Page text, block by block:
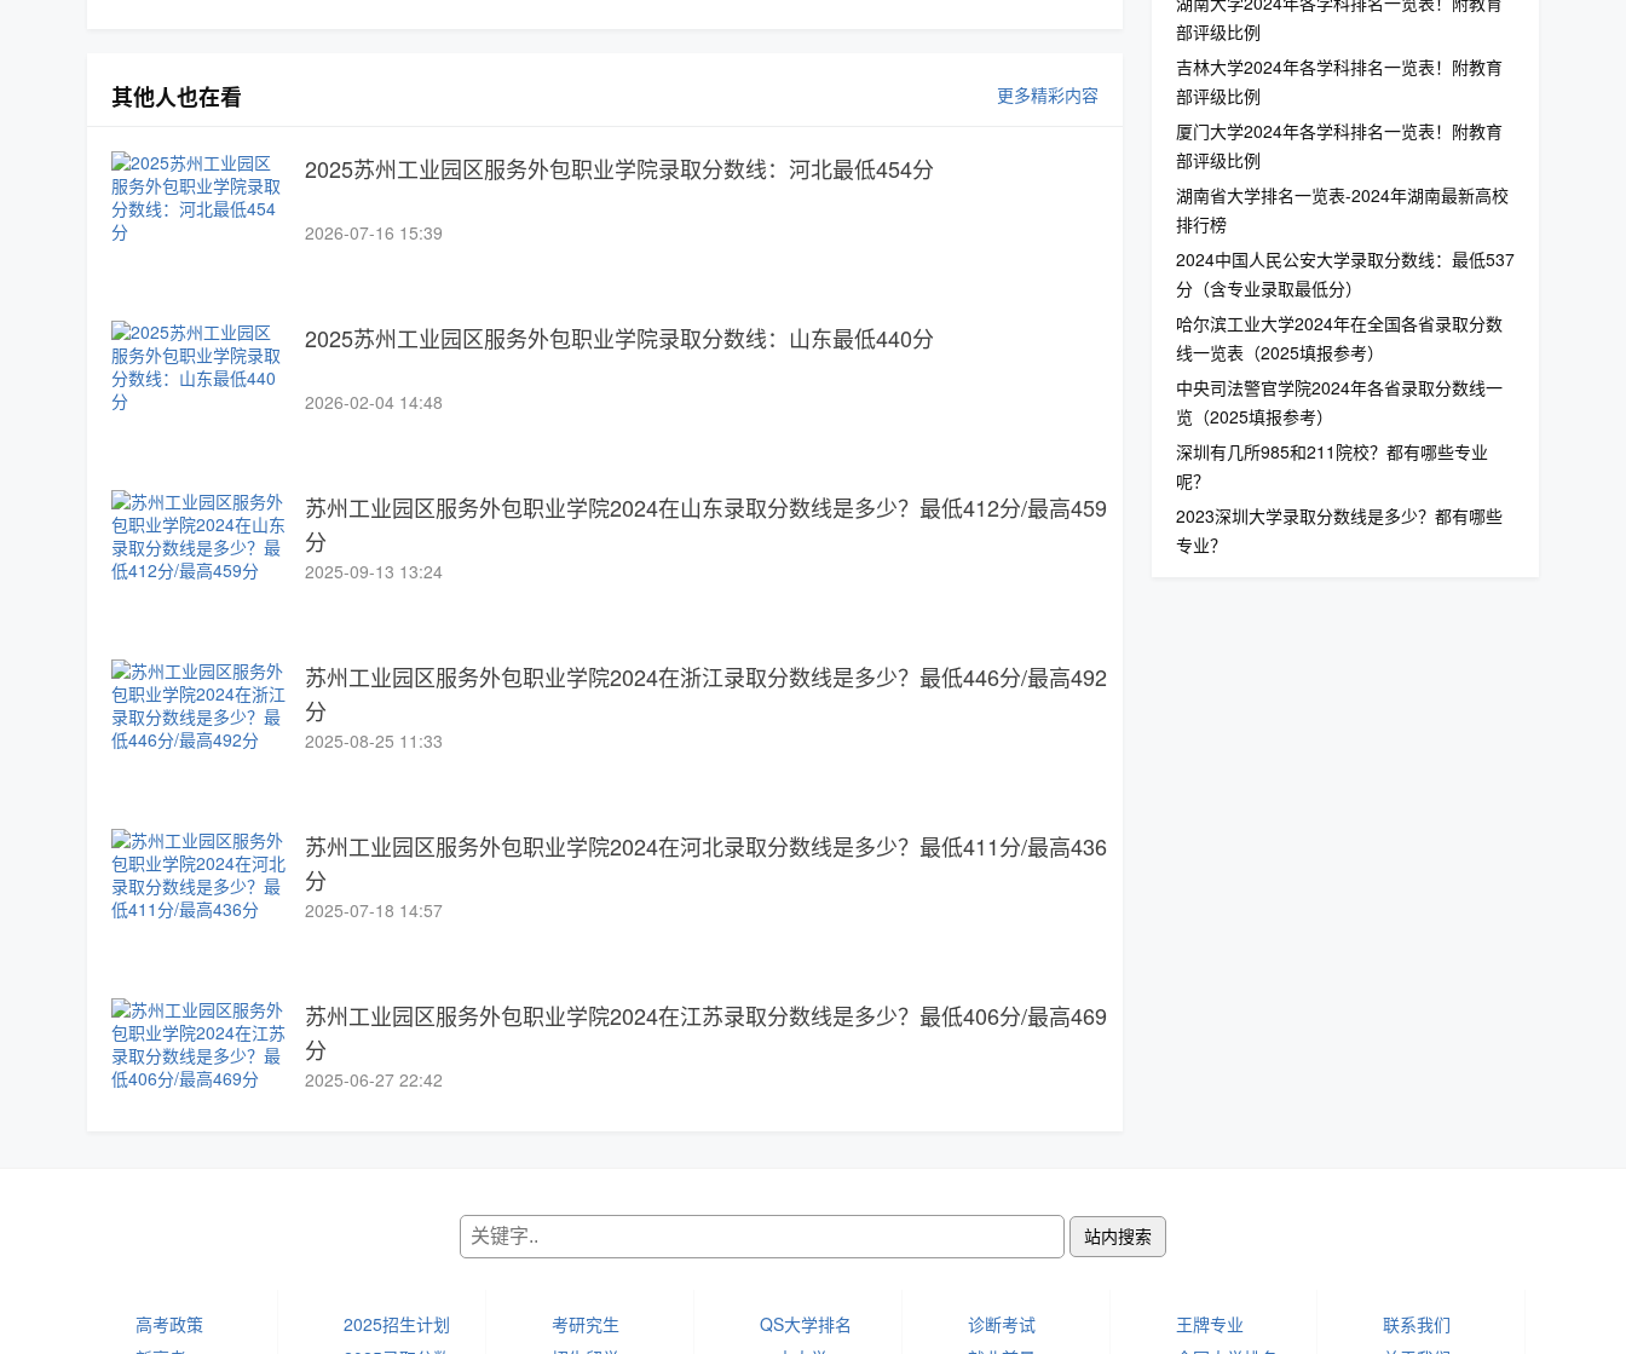
其他人也在看 更多精彩内容
2025苏州工业园区服务外包职业学院录取分数线：河北最低454分
2026-07-16 15:39
2025苏州工业园区服务外包职业学院录取分数线：山东最低440分
2026-02-04 14:48
苏州工业园区服务外包职业学院2024在山东录取分数线是多少？最低412分/最高459
分
2025-09-13 13:24
苏州工业园区服务外包职业学院2024在浙江录取分数线是多少？最低446分/最高492
分
2025-08-25 11:33
苏州工业园区服务外包职业学院2024在河北录取分数线是多少？最低411分/最高436
分
2025-07-18 14:57
苏州工业园区服务外包职业学院2024在江苏录取分数线是多少？最低406分/最高469
分
2025-06-27 22:42
部评级比例
吉林大学2024年各学科排名一览表！附教育
部评级比例
厦门大学2024年各学科排名一览表！附教育
部评级比例
湖南省大学排名一览表-2024年湖南最新高校
排行榜
2024中国人民公安大学录取分数线：最低537
分（含专业录取最低分）
哈尔滨工业大学2024年在全国各省录取分数
线一览表（2025填报参考）
中央司法警官学院2024年各省录取分数线一
览（2025填报参考）
深圳有几所985和211院校？都有哪些专业
呢？
2023深圳大学录取分数线是多少？都有哪些
专业？
站内搜索
高考政策
2025招生计划
考研究生
QS大学排名
诊断考试
王牌专业
联系我们